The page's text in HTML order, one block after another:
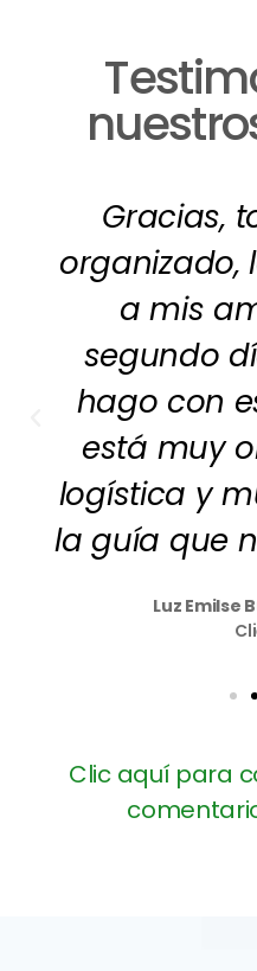
Gracias,
organizado,
a mis
segundo
hago con
está muy
logística y
la guía que
Luz Emilse
Clic aquí para